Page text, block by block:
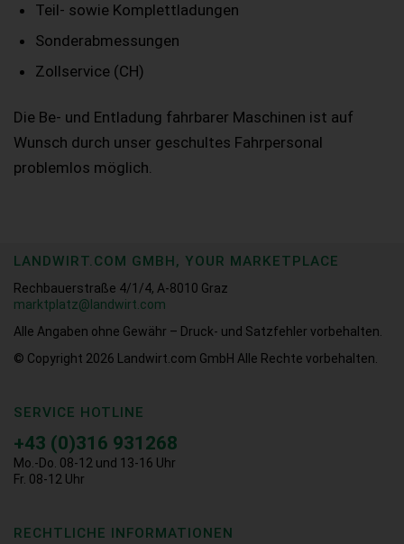
Teil- sowie Komplettladungen
Sonderabmessungen
Zollservice (CH)
Die Be- und Entladung fahrbarer Maschinen ist auf
Wunsch durch unser geschultes Fahrpersonal
problemlos möglich.
LANDWIRT.COM GMBH, YOUR MARKETPLACE
Rechbauerstraße 4/1/4, A-8010 Graz
marktplatz@landwirt.com
Alle Angaben ohne Gewähr – Druck- und Satzfehler vorbehalten.
© Copyright 2026
Landwirt.com GmbH Alle Rechte vorbehalten.
SERVICE HOTLINE
+43 (0)316 931268
Mo.-Do. 08-12 und 13-16 Uhr
Fr. 08-12 Uhr
RECHTLICHE INFORMATIONEN